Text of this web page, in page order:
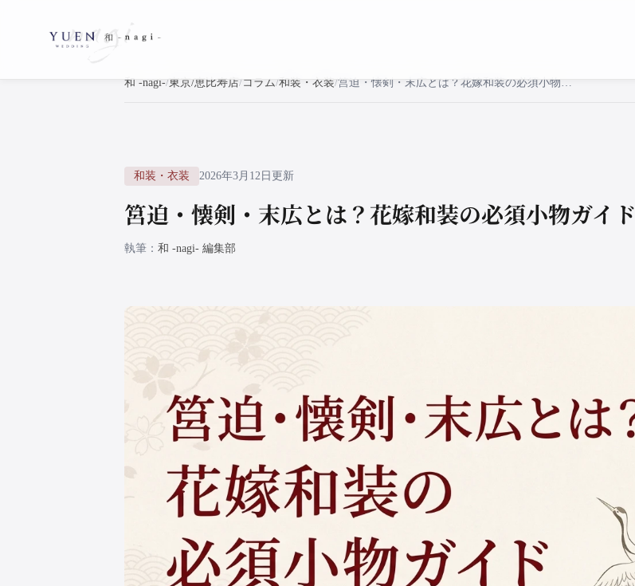
和 -nagi- 東京/恵比寿店 コラム 和装・衣装 筥迫・懐剣・末広とは？花嫁和装の必須小物ガイド
和装・衣装 2026年3月12日更新
筥迫・懐剣・末広とは？花嫁和装の必須小物ガイド
執筆 和 -nagi- 編集部